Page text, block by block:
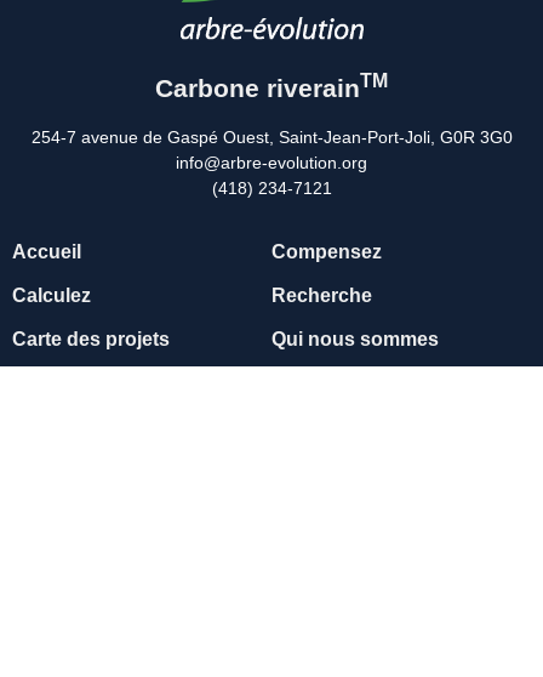
Carbone riverainTM
254-7 avenue de Gaspé Ouest, Saint-Jean-Port-Joli, G0R 3G0
info@arbre-evolution.org
(418) 234-7121
Accueil
Calculez
Carte des projets
Compensez
Recherche
Qui nous sommes